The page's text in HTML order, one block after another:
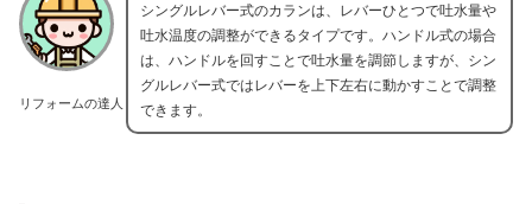
リフォームの達人
シングルレバー式のカランは、レバーひとつで吐水量や
吐水温度の調整ができるタイプです。ハンドル式の場合
は、ハンドルを回すことで吐水量を調節しますが、シン
グルレバー式ではレバーを上下左右に動かすことで調整
できます。